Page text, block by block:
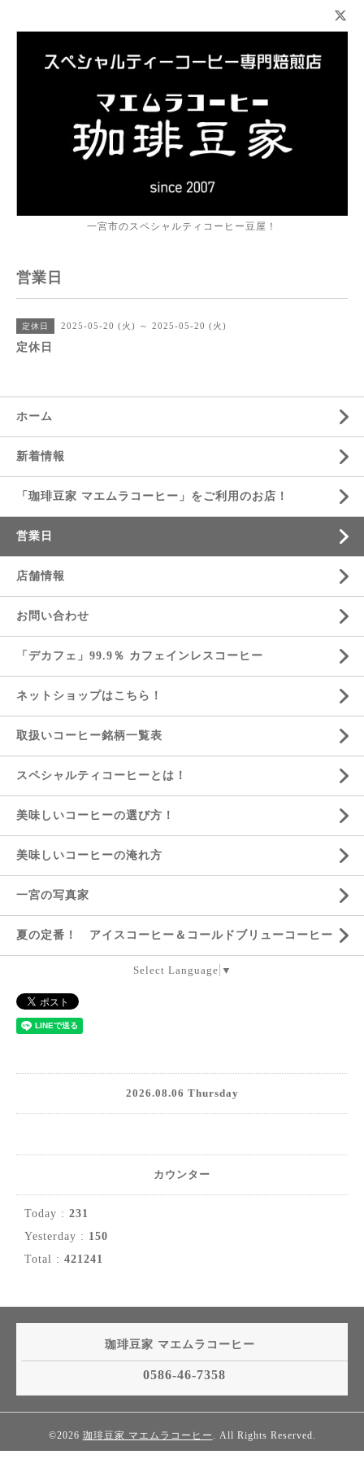
一宮市のスペシャルティコーヒー豆屋！
営業日
定休日 2025-05-20 (火) ～ 2025-05-20 (火)
定休日
ホーム
新着情報
「珈琲豆家 マエムラコーヒー」をご利用のお店！
営業日
店舗情報
お問い合わせ
「デカフェ」99.9％ カフェインレスコーヒー
ネットショップはこちら！
取扱いコーヒー銘柄一覧表
スペシャルティコーヒーとは！
美味しいコーヒーの選び方！
美味しいコーヒーの淹れ方
一宮の写真家
夏の定番！ アイスコーヒー＆コールドブリューコーヒー
Select Language ▼
2026.08.06 Thursday
カウンター
Today : 231
Yesterday : 150
Total : 421241
珈琲豆家 マエムラコーヒー
0586-46-7358
©2026 珈琲豆家 マエムラコーヒー . All Rights Reserved.